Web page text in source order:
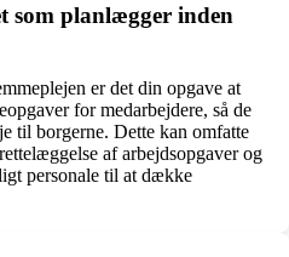
som planlægger inden
er det din opgave at
for medarbejdere, så de
til borgerne. Dette kan omfatte
af arbejdsopgaver og
personale til at dække